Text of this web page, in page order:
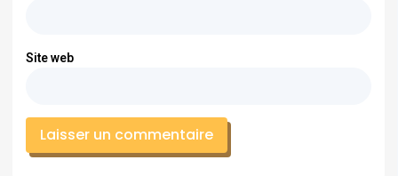
Site web